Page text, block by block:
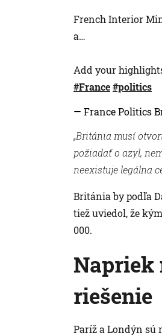
French Interior
a…
Add your
#France#politics
— France Politics
„Británia musí
požiadať o azyl,
neexistuje legálna
Británia by podľa
tiež uviedol, že
000.
Napriek
riešenie
Paríž a Londýn sú